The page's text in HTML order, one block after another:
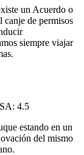
un Acuerdo o
de permisos
siempre viajar
4.5
estando en un
del mismo